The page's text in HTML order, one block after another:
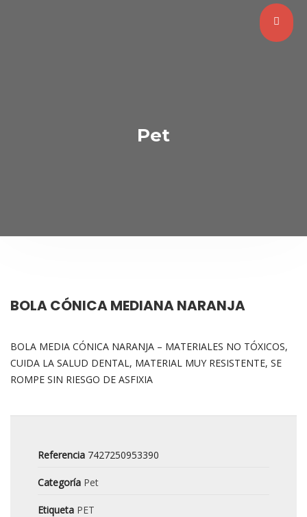
Pet
BOLA CÓNICA MEDIANA NARANJA
BOLA MEDIA CÓNICA NARANJA – MATERIALES NO TÓXICOS,
CUIDA LA SALUD DENTAL, MATERIAL MUY RESISTENTE, SE
ROMPE SIN RIESGO DE ASFIXIA
Referencia 7427250953390
Categoría Pet
Etiqueta PET